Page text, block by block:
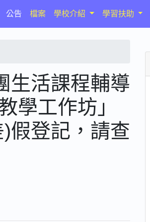
公告 檔案 學校介紹 學習扶助
生活課程輔導
學工作坊」
假登記，請查